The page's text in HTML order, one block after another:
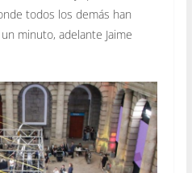
todos los demás han
minuto, adelante Jaime